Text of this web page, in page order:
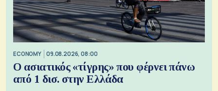
ECONOMY 09.08.2026, 08:00
Ο ασιατικός «τίγρης» που φέρνει πάνω
από 1 δισ. στην Ελλάδα